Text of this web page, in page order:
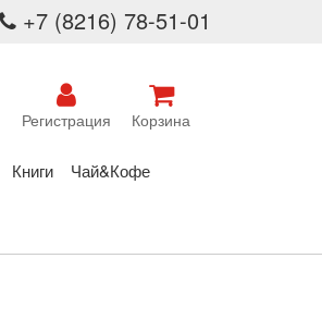
+7 (8216) 78-51-01
Регистрация Корзина
Книги Чай&Кофе